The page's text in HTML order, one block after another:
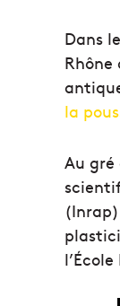
Dans
la
Au gré